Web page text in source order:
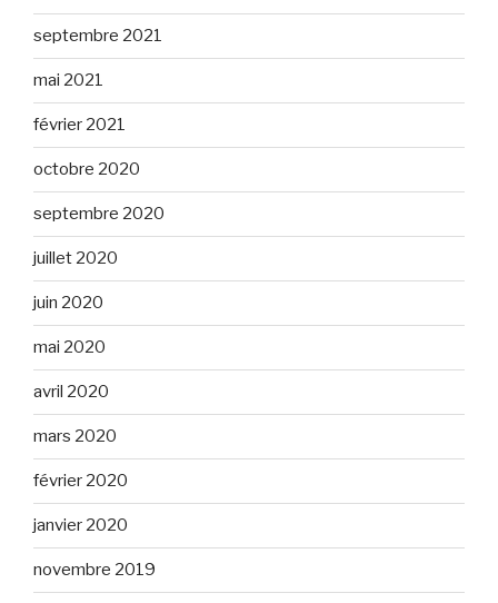
septembre 2021
mai 2021
février 2021
octobre 2020
septembre 2020
juillet 2020
juin 2020
mai 2020
avril 2020
mars 2020
février 2020
janvier 2020
novembre 2019